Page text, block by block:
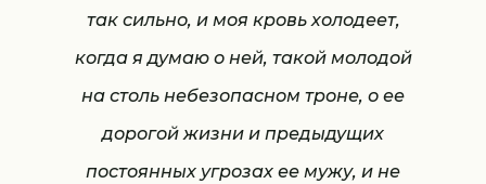
так сильно, и моя кровь холодеет,
когда я думаю о ней, такой молодой
на столь небезопасном троне, о ее
дорогой жизни и предыдущих
постоянных угрозах ее мужу, и не